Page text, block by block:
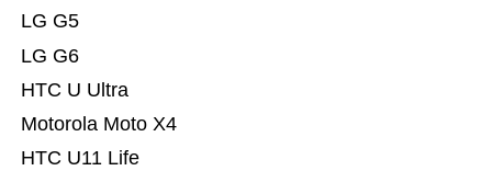
HTC U11 Life
Motorola Moto X4
HTC U Ultra
LG G6
LG G5